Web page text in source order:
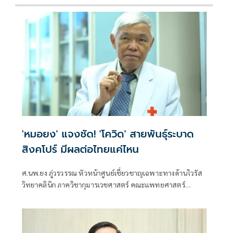
'หมอยง' แจงชัด! 'โควิด' สายพันธุ์ระบาด
สิงคโปร์ มีผลต่อไทยแค่ไหน
ศ.นพ.ยง ภู่วรวรรณ หัวหน้าศูนย์เชี่ยวชาญเฉพาะทางด้านไวรัส
วิทยาคลินิก ภาควิชากุมารเวชศาสตร์ คณะแพทยศาสตร์